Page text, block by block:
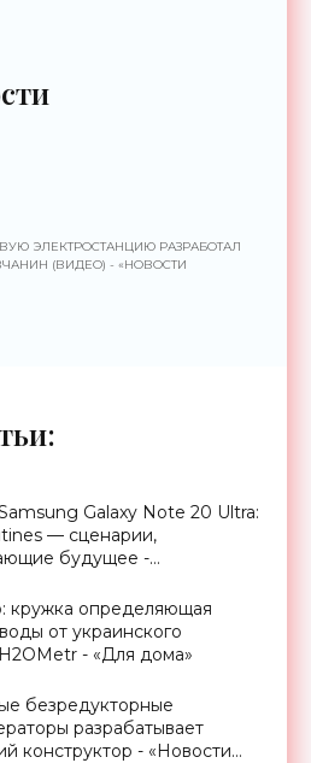
ЭЛЕКТРОСТАНЦИЮ РАЗРАБОТАЛ
(ВИДЕО) - «НОВОСТИ
Galaxy Note 20 Ultra:
— сценарии,
будущее -
кружка определяющая
от украинского
- «Для дома»
безредукторные
разрабатывает
конструктор - «Новости